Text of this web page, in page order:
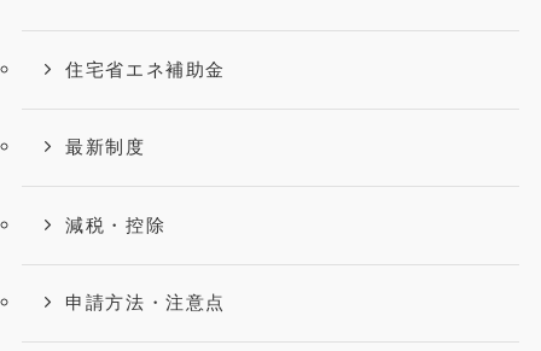
住宅省エネ補助金
最新制度
減税・控除
申請方法・注意点